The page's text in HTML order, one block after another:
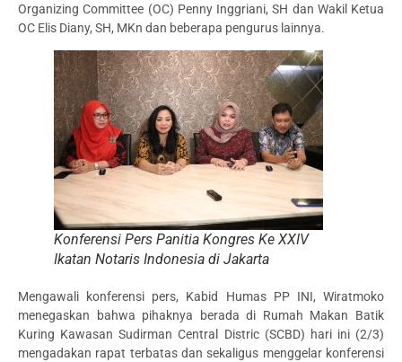
Organizing Committee (OC) Penny Inggriani, SH dan Wakil Ketua
OC Elis Diany, SH, MKn dan beberapa pengurus lainnya.
Konferensi Pers Panitia Kongres Ke XXIV
Ikatan Notaris Indonesia di Jakarta
Mengawali konferensi pers, Kabid Humas PP INI, Wiratmoko
menegaskan bahwa pihaknya berada di Rumah Makan Batik
Kuring Kawasan Sudirman Central Distric (SCBD) hari ini (2/3)
mengadakan rapat terbatas dan sekaligus menggelar konferensi